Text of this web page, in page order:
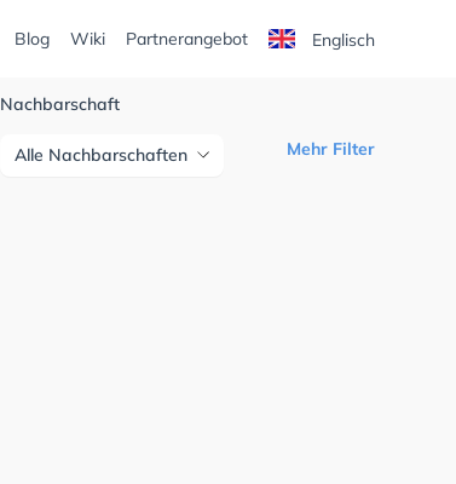
Blog Wiki Partnerangebot Englisch
Nachbarschaft
Alle Nachbarschaften Mehr Filter